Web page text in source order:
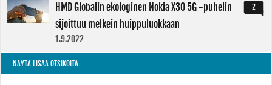
2
HMD Globalin ekologinen Nokia X30 5G -puhelin
sijoittuu melkein huippuluokkaan
1.9.2022
NÄYTÄ LISÄÄ OTSIKOITA